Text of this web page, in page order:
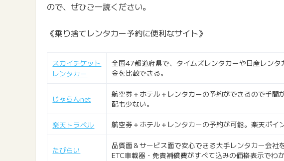
ので、ぜひご一読ください。
《乗り捨てレンタカー予約に便利なサイト》
スカイチケット
レンタカー
全国47都道府県で、タイムズレンタカーや日産レン
金を比較できる。
じゃらんnet
航空券＋ホテル＋レンタカーの予約ができるので手
配も少ない。
楽天トラベル 航空券＋ホテル＋レンタカーの予約が可能。楽天ポイ
たびらい
品質面＆サービス面で安心できる大手レンタカー会社
ETC車載器・免責補償費がすべて込みの価格表示でわか